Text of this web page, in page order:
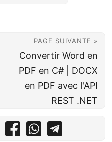
PAGE SUIVANTE »
Convertir Word en
PDF en C# | DOCX
en PDF avec l'API
REST .NET